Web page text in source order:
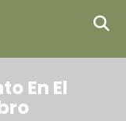
En El